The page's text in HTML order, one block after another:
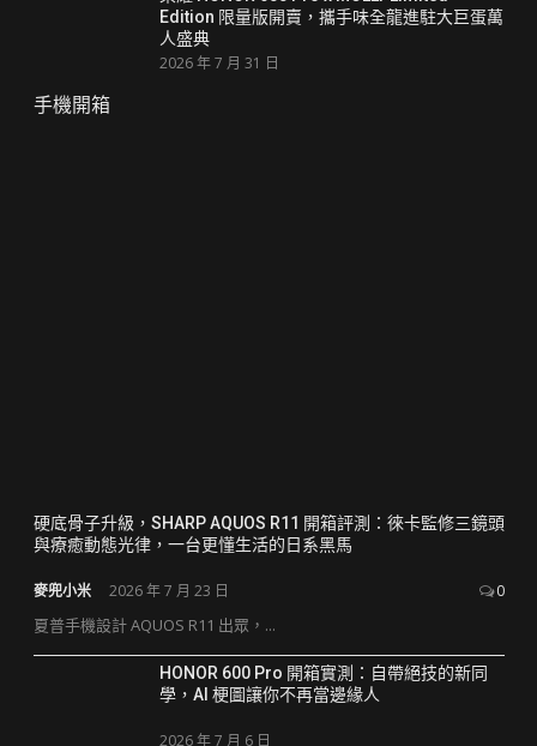
Edition 限量版開賣，攜手味全龍進駐大巨蛋萬
人盛典
2026 年 7 月 31 日
手機開箱
硬底骨子升級，SHARP AQUOS R11 開箱評測：徠卡監修三鏡頭
與療癒動態光律，一台更懂生活的日系黑馬
麥兜小米 2026 年 7 月 23 日 0
夏普手機設計 AQUOS R11 出眾，...
HONOR 600 Pro 開箱實測：自帶絕技的新同
學，AI 梗圖讓你不再當邊緣人
2026 年 7 月 6 日